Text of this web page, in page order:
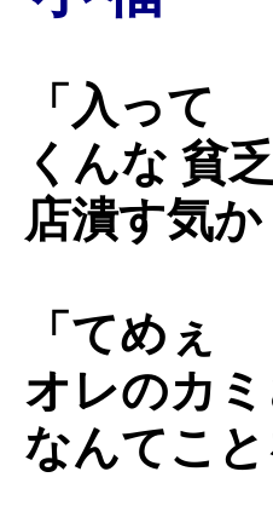
「入って
くんな 貧
店潰す気か
「てめぇ
オレのカ
なんてこと